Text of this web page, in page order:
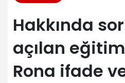
Hakkında
açılan
Rona ifade